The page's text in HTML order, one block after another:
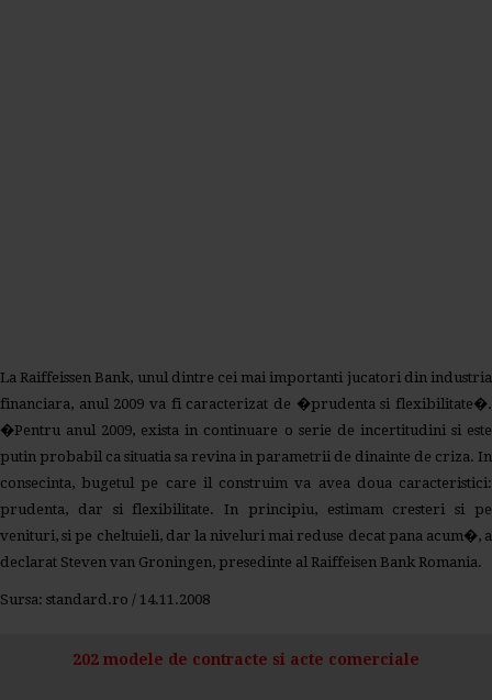
La Raiffeissen Bank, unul dintre cei mai importanti jucatori din industria
financiara, anul 2009 va fi caracterizat de �prudenta si flexibilitate�.
�Pentru anul 2009, exista in continuare o serie de incertitudini si este
putin probabil ca situatia sa revina in parametrii de dinainte de criza. In
consecinta, bugetul pe care il construim va avea doua caracteristici:
prudenta, dar si flexibilitate. In principiu, estimam cresteri si pe
venituri, si pe cheltuieli, dar la niveluri mai reduse decat pana acum�, a
declarat Steven van Groningen, presedinte al Raiffeisen Bank Romania.
Sursa: standard.ro / 14.11.2008
202 modele de contracte si acte comerciale